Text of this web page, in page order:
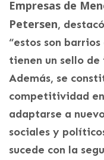
Empresas de
Petersen,
“estos son
tienen un sello
Además, se
competitividad
adaptarse a
sociales y
sucede con la